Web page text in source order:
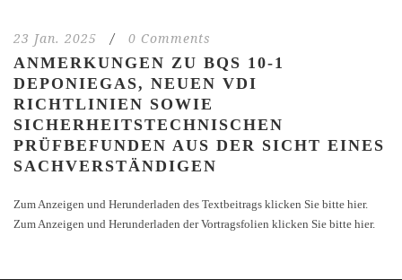
23 Jan. 2025 / 0 Comments
ANMERKUNGEN ZU BQS 10-1
DEPONIEGAS, NEUEN VDI
RICHTLINIEN SOWIE
SICHERHEITSTECHNISCHEN
PRÜFBEFUNDEN AUS DER SICHT EINES
SACHVERSTÄNDIGEN
Zum Anzeigen und Herunderladen des Textbeitrags klicken Sie bitte hier.
Zum Anzeigen und Herunderladen der Vortragsfolien klicken Sie bitte hier.